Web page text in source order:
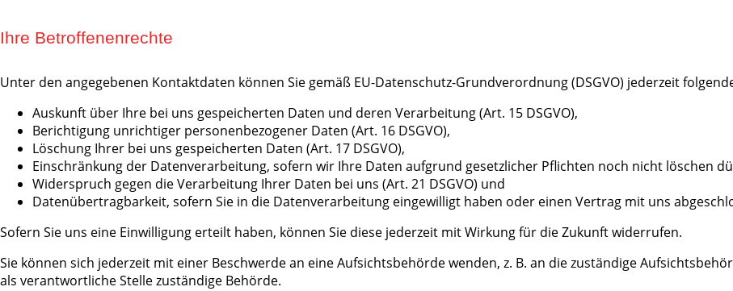
Ihre Betroffenenrechte
Unter den angegebenen Kontaktdaten können Sie gemäß EU-Datenschutz-Grundverordnung (DSGVO) jederzeit
Auskunft über Ihre bei uns gespeicherten Daten und deren Verarbeitung (Art. 15 DSGVO),
Berichtigung unrichtiger personenbezogener Daten (Art. 16 DSGVO),
Löschung Ihrer bei uns gespeicherten Daten (Art. 17 DSGVO),
Einschränkung der Datenverarbeitung, sofern wir Ihre Daten aufgrund gesetzlicher Pflichten noch nicht löschen
Widerspruch gegen die Verarbeitung Ihrer Daten bei uns (Art. 21 DSGVO) und
Datenübertragbarkeit, sofern Sie in die Datenverarbeitung eingewilligt haben oder einen Vertrag mit uns
Sofern Sie uns eine Einwilligung erteilt haben, können Sie diese jederzeit mit Wirkung für die Zukunft widerrufen.
Sie können sich jederzeit mit einer Beschwerde an eine Aufsichtsbehörde wenden, z. B. an die zuständige
als verantwortliche Stelle zuständige Behörde.